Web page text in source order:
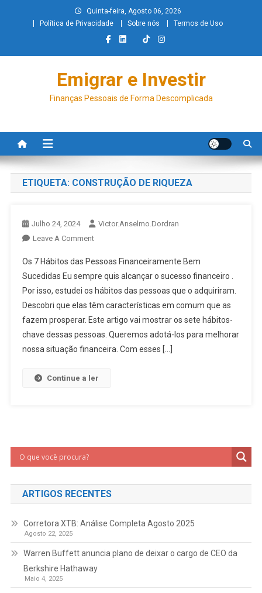
Quinta-feira, Agosto 06, 2026
Política de Privacidade
Sobre nós Termos de Uso
Emigrar e Investir
Finanças Pessoais de Forma Descomplicada
ETIQUETA: CONSTRUÇÃO DE RIQUEZA
Julho 24, 2024
Victor.anselmo.dordran
Leave A Comment
Os 7 Hábitos das Pessoas Financeiramente Bem
Sucedidas Eu sempre quis alcançar o sucesso financeiro .
Por isso, estudei os hábitos das pessoas que o adquiriram.
Descobri que elas têm características em comum que as
fazem prosperar. Este artigo vai mostrar os sete hábitos-
chave dessas pessoas. Queremos adotá-los para melhorar
nossa situação financeira. Com esses […]
Continue a ler
ARTIGOS RECENTES
Corretora XTB: Análise Completa Agosto 2025
Agosto 22, 2025
Warren Buffett anuncia plano de deixar o cargo de CEO da
Berkshire Hathaway
Maio 4, 2025